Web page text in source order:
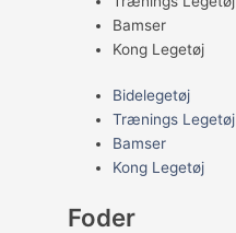
Bamser
Kong Legetøj
Bidelegetøj
Trænings Legetøj
Bamser
Kong Legetøj
Foder